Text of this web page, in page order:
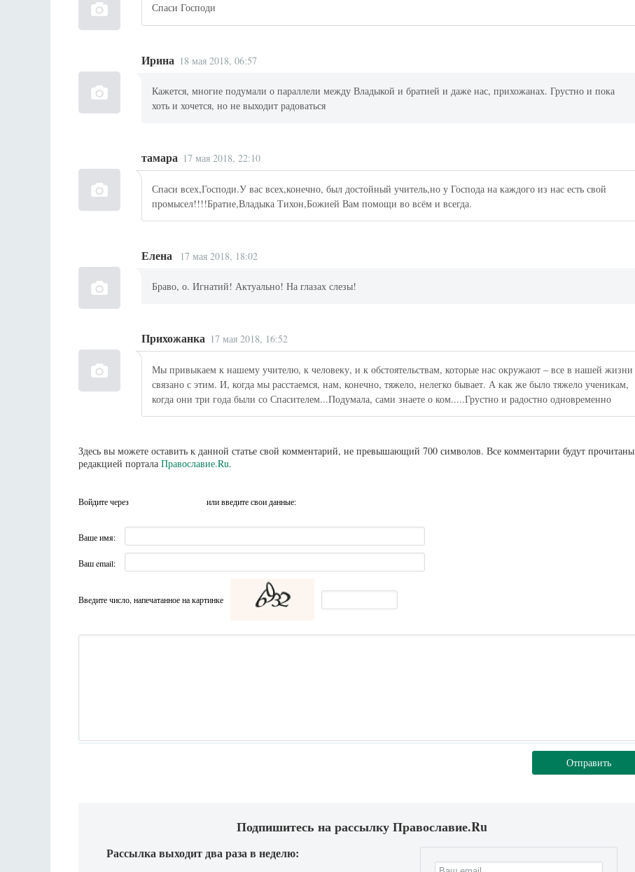
Спаси Господи
Ирина 18 мая 2018, 06:57
Кажется, многие подумали о параллели между Владыкой и братией и даже нас, прихожанах. Грустно и пока
хоть и хочется, но не выходит радоваться
тамара 17 мая 2018, 22:10
Спаси всех,Господи.У вас всех,конечно, был достойный учитель,но у Господа на каждого из нас есть свой
промысел!!!!Братие,Владыка Тихон,Божией Вам помощи во всём и всегда.
Елена 17 мая 2018, 18:02
Браво, о. Игнатий! Актуально! На глазах слезы!
Прихожанка 17 мая 2018, 16:52
Мы привыкаем к нашему учителю, к человеку, и к обстоятельствам, которые нас окружают – все в нашей жизни
связано с этим. И, когда мы расстаемся, нам, конечно, тяжело, нелегко бывает. А как же было тяжело ученикам,
когда они три года были со Спасителем...Подумала, сами знаете о ком.....Грустно и радостно одновременно
Здесь вы можете оставить к данной статье свой комментарий, не превышающий 700 символов. Все комментарии будут прочитаны
редакцией портала Православие.Ru.
Войдите через или введите свои данные:
Ваше имя:
Ваш email:
Введите число, напечатанное на картинке
Отправить
Подпишитесь на рассылку Православие.Ru
Рассылка выходит два раза в неделю: